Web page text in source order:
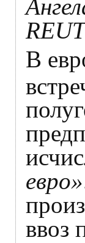
В
евро»
ввоз